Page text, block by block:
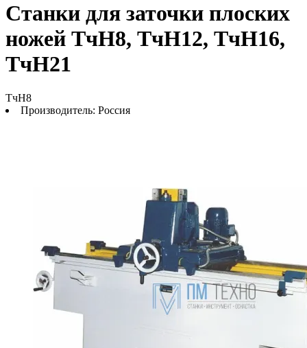
Станки для заточки плоских
ножей ТчН8, ТчН12, ТчН16,
ТчН21
ТчН8
Производитель: Россия